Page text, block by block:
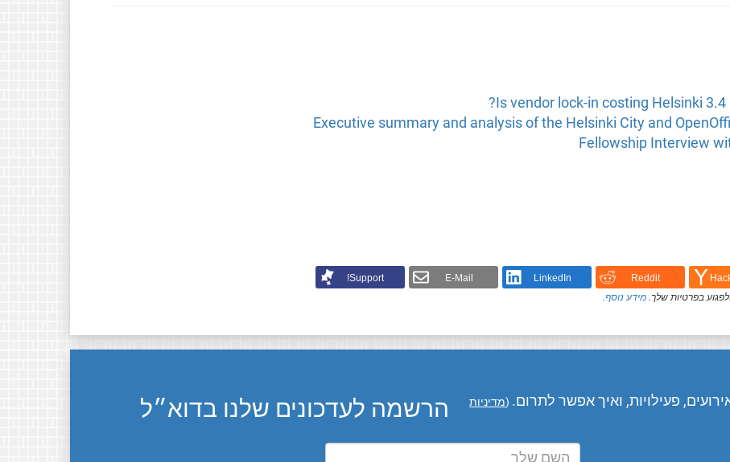
Is vendor lock-in costing Helsinki 3.4
Executive summary and analysis of the Helsinki City and
Fellowship Interview
Reddit
LinkedIn
E-Mail
Support!
בפרטיות שלך. מידע נוסף.
הרשמה לעדכונים שלנו בדוא״ל פעילויות, ואיך אפשר לתרום. (מדיניות